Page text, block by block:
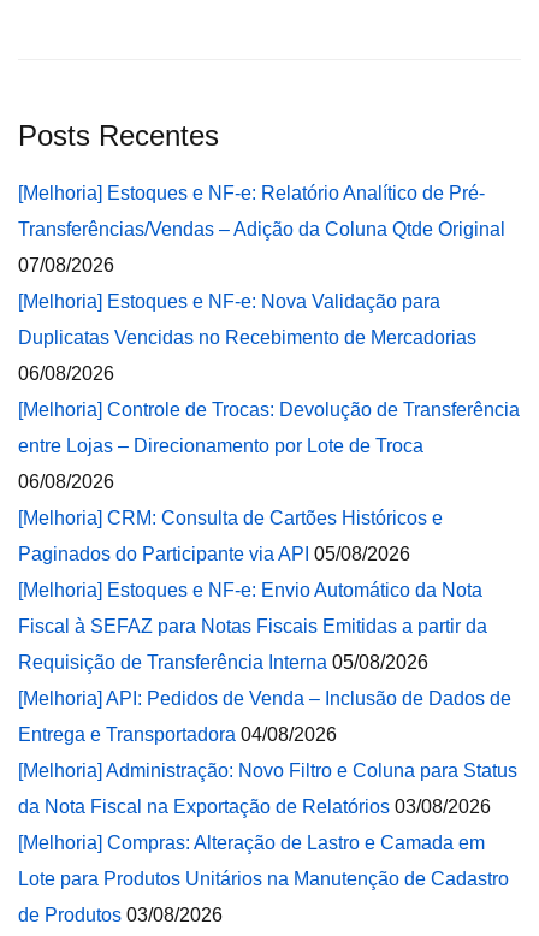
Posts Recentes
[Melhoria] Estoques e NF-e: Relatório Analítico de Pré-
Transferências/Vendas – Adição da Coluna Qtde Original
07/08/2026
[Melhoria] Estoques e NF-e: Nova Validação para
Duplicatas Vencidas no Recebimento de Mercadorias
06/08/2026
[Melhoria] Controle de Trocas: Devolução de Transferência
entre Lojas – Direcionamento por Lote de Troca
06/08/2026
[Melhoria] CRM: Consulta de Cartões Históricos e
Paginados do Participante via API 05/08/2026
[Melhoria] Estoques e NF-e: Envio Automático da Nota
Fiscal à SEFAZ para Notas Fiscais Emitidas a partir da
Requisição de Transferência Interna 05/08/2026
[Melhoria] API: Pedidos de Venda – Inclusão de Dados de
Entrega e Transportadora 04/08/2026
[Melhoria] Administração: Novo Filtro e Coluna para Status
da Nota Fiscal na Exportação de Relatórios 03/08/2026
[Melhoria] Compras: Alteração de Lastro e Camada em
Lote para Produtos Unitários na Manutenção de Cadastro
de Produtos 03/08/2026